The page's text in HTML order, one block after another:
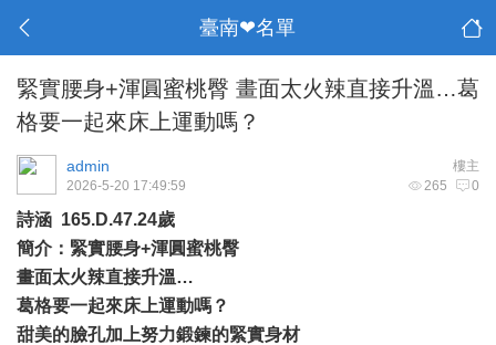
臺南❤名單
緊實腰身+渾圓蜜桃臀 畫面太火辣直接升溫…葛
格要一起來床上運動嗎？
樓主
admin
265 0
2026-5-20 17:49:59
詩涵 165.D.47.24歲
簡介：緊實腰身+渾圓蜜桃臀
畫面太火辣直接升溫…
葛格要一起來床上運動嗎？
甜美的臉孔加上努力鍛鍊的緊實身材